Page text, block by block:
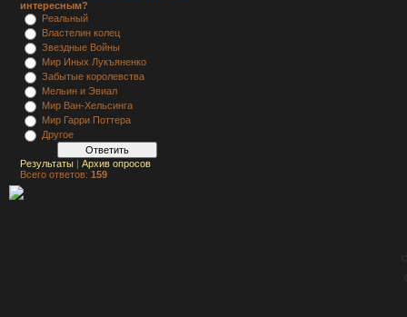
интересным?
Реальный
Властелин колец
Звездные Войны
Мир Иных Лукъяненко
Забытые королевства
Мельин и Эвиал
Мир Ван-Хельсинга
Мир Гарри Поттера
Другое
Результаты | Архив опросов
Всего ответов: 159